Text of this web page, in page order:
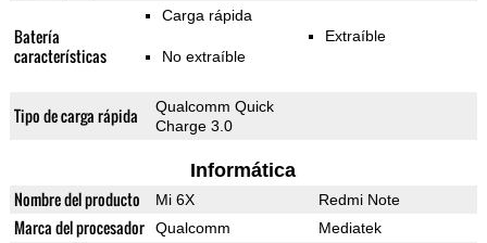
Batería
características
Carga rápida
No extraíble
Extraíble
Tipo de carga rápida
Qualcomm Quick
Charge 3.0
Informática
Nombre del producto Mi 6X Redmi Note
Marca del procesador Qualcomm Mediatek